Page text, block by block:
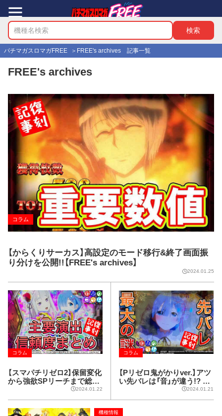
パチマガスロマガFREE FREE's archives 記事一覧
FREE's archives
【からくりサーカス】高設定のモード移行&終了画面振
り分けを公開!!【FREE's archives】
コラム
2024.01.25
【スマパチリゼロ2】保留変化
から強欲SPリーチまで総括!
eリゼロ2主要演出信頼度ま
とめ!!【FREE's archives】
コラム
2024.01.22
【Pリゼロ鬼がかりver.】アツ
い先バレは「音」が違う!? 保
留状況別・先バレ信頼度＆昇
格濃厚ランプパターン【FRE
E's archives】
コラム
2024.01.21
機種情報